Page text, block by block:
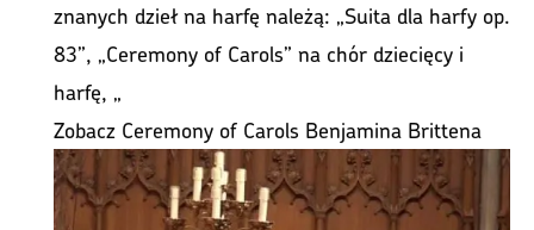
znanych dzieł na harfę należą: „Suita dla harfy op.
83”, „Ceremony of Carols” na chór dziecięcy i
harfę, „
Zobacz Ceremony of Carols Benjamina Brittena